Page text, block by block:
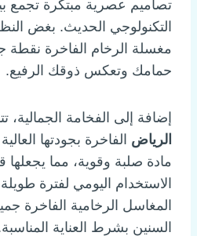
تصاميم عصرية مبتكرة تجمع
التكنولوجي الحديث. بغض
مغسلة الرخام الفاخرة
حمامك وتعكس ذوقك الرفيع.
إضافة إلى الفخامة الجمالية،
الرياض الفاخرة بجودتها
مادة صلبة وقوية، مما
الاستخدام اليومي لفترة
المغاسل الرخامية الفاخرة
السنين بشرط العناية